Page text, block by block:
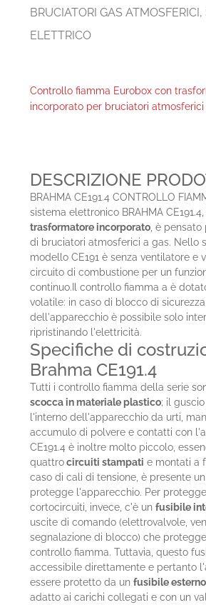
BRUCIATORI GAS ATMOSFERICI,
ELETTRICO
Controllo fiamma Eurobox con
incorporato per bruciatori atmosferici
DESCRIZIONE
BRAHMA CE191.4 CONTROLLO
sistema elettronico BRAHMA
trasformatore incorporato , è
di bruciatori atmosferici a gas. Nello
modello CE191 è senza ventilatore e
circuito di combustione per un
continuo.Il controllo fiamma a è
volatile: in caso di blocco di
dell'apparecchio è possibile solo
ripristinando l'elettricità.
Specifiche di
Brahma CE191.4
Tutti i controllo fiamma della serie
scocca in materiale plastico; il
l'interno dell'apparecchio da urti,
accumulo di polvere e contatti con
CE191.4 è inoltre molto piccolo,
quattrocircuiti stampati e montati a
caso di cali di tensione, è presente
protegge l'apparecchio. Per
cortocircuiti, invece, c'è unfusibile
uscite di comando (elettrovalvole,
segnalazione di blocco) che
controllo fiamma. Tuttavia, questo
accessibile direttamente e pertanto
essere protetto da unfusibile esterno
adatto ai carichi collegati e con un